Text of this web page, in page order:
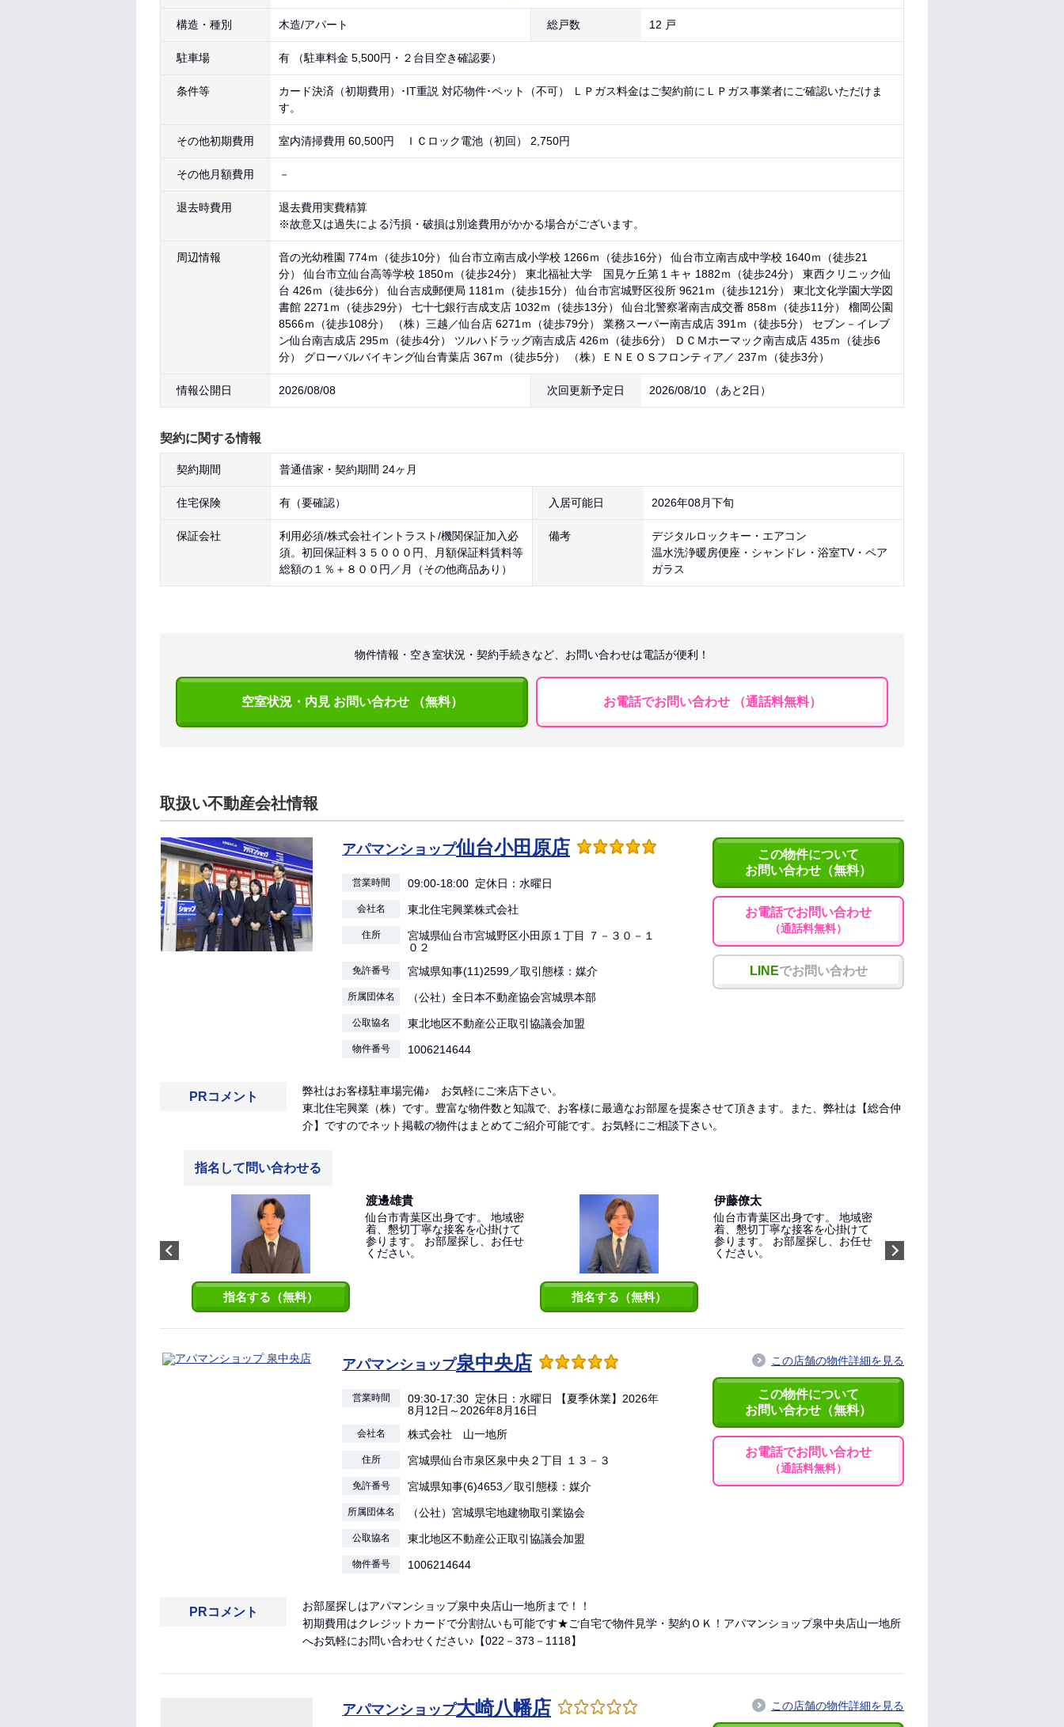
構造・種別 木造/アパート 総戸数 12 戸
駐車場 有 （駐車料金 5,500円・２台目空き確認要）
条件等
カード決済（初期費用）･IT重説 対応物件･ペット（不可） ＬＰガス料金はご契約前にＬＰガス事業者にご確認いただけま
す。
その他初期費用 室内清掃費用 60,500円 ＩＣロック電池（初回） 2,750円
その他月額費用 －
退去時費用
退去費用実費精算
※故意又は過失による汚損・破損は別途費用がかかる場合がございます。
周辺情報
音の光幼稚園 774ｍ（徒歩10分） 仙台市立南吉成小学校 1266ｍ（徒歩16分） 仙台市立南吉成中学校 1640ｍ（徒歩21
分） 仙台市立仙台高等学校 1850ｍ（徒歩24分） 東北福祉大学 国見ケ丘第１キャ 1882ｍ（徒歩24分） 東西クリニック仙
台 426ｍ（徒歩6分） 仙台吉成郵便局 1181ｍ（徒歩15分） 仙台市宮城野区役所 9621ｍ（徒歩121分） 東北文化学園大学図
書館 2271ｍ（徒歩29分） 七十七銀行吉成支店 1032ｍ（徒歩13分） 仙台北警察署南吉成交番 858ｍ（徒歩11分） 榴岡公園
8566ｍ（徒歩108分） （株）三越／仙台店 6271ｍ（徒歩79分） 業務スーパー南吉成店 391ｍ（徒歩5分） セブン－イレブ
ン仙台南吉成店 295ｍ（徒歩4分） ツルハドラッグ南吉成店 426ｍ（徒歩6分） ＤＣＭホーマック南吉成店 435ｍ（徒歩6
分） グローバルバイキング仙台青葉店 367ｍ（徒歩5分） （株）ＥＮＥＯＳフロンティア／ 237ｍ（徒歩3分）
情報公開日 2026/08/08 次回更新予定日 2026/08/10 （あと 2日 ）
契約に関する情報
契約期間 普通借家・契約期間 24ヶ月
住宅保険 有（要確認） 入居可能日 2026年08月下旬
保証会社
利用必須/株式会社イントラスト/機関保証加入必
須。初回保証料３５０００円、月額保証料賃料等
総額の１％＋８００円／月（その他商品あり）
備考
デジタルロックキー・エアコン
温水洗浄暖房便座・シャンドレ・浴室TV・ペア
ガラス
物件情報・空き室状況・契約手続きなど、お問い合わせは電話が便利！
空室状況・内見 お問い合わせ （無料） お電話でお問い合わせ （通話料無料）
取扱い不動産会社情報
アパマンショップ仙台小田原店
営業時間 09:00-18:00 定休日：水曜日
会社名 東北住宅興業株式会社
住所
宮城県仙台市宮城野区小田原１丁目 ７－３０－１
０２
免許番号 宮城県知事(11)2599／取引態様：媒介
所属団体名 （公社）全日本不動産協会宮城県本部
公取協名 東北地区不動産公正取引協議会加盟
物件番号 1006214644
この物件について
お問い合わせ（無料）
お電話でお問い合わせ
（通話料無料）
LINEでお問い合わせ
PRコメント
弊社はお客様駐車場完備♪ お気軽にご来店下さい。
東北住宅興業（株）です。豊富な物件数と知識で、お客様に最適なお部屋を提案させて頂きます。また、弊社は【総合仲
介】ですのでネット掲載の物件はまとめてご紹介可能です。お気軽にご相談下さい。
指名して問い合わせる
けております。 お部屋探し、お
指名する（無料）
渡邊雄貴
仙台市青葉区出身です。 地域密
着、懇切丁寧な接客を心掛けて
参ります。 お部屋探し、お任せ
ください。
指名する（無料）
伊藤僚太
仙台市青葉区出身です。 地域密
着、懇切丁寧な接客を心掛けて
参ります。 お部屋探し、お任せ
ください。
アパマンショップ泉中央店
営業時間
09:30-17:30 定休日：水曜日 【夏季休業】2026年
8月12日～2026年8月16日
会社名 株式会社 山一地所
住所 宮城県仙台市泉区泉中央２丁目 １３－３
免許番号 宮城県知事(6)4653／取引態様：媒介
所属団体名 （公社）宮城県宅地建物取引業協会
公取協名 東北地区不動産公正取引協議会加盟
物件番号 1006214644
この店舗の物件詳細を見る
この物件について
お問い合わせ（無料）
お電話でお問い合わせ
（通話料無料）
PRコメント
お部屋探しはアパマンショップ泉中央店山一地所まで！！
初期費用はクレジットカードで分割払いも可能です★ご自宅で物件見学・契約ＯＫ！アパマンショップ泉中央店山一地所
へお気軽にお問い合わせください♪【022－373－1118】
アパマンショップ大崎八幡店 この店舗の物件詳細を見る